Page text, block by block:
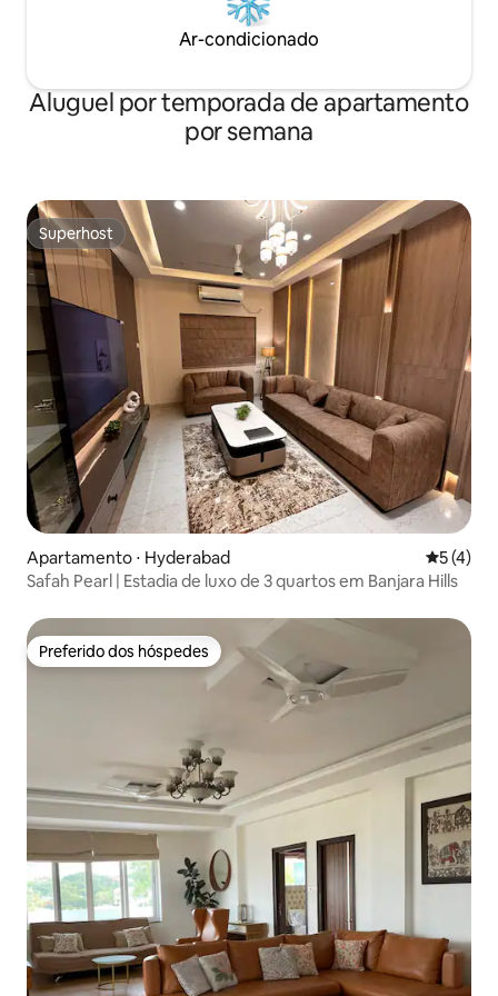
Ar-condicionado
Aluguel por temporada de apartamento
por semana
Superhost
Superhost
Apartamento ⋅ Hyderabad 5 de
5 (4)
Safah Pearl | Estadia de luxo de 3 quartos em Banjara Hills
Preferido dos hóspedes
Preferido dos hóspedes